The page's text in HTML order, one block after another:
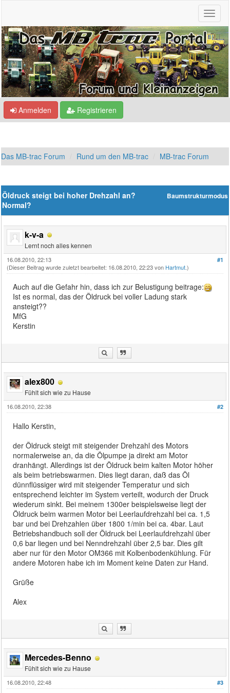
Anmelden Registrieren
Das MB-trac Forum Rund um den MB-trac MB-trac Forum
Baumstrukturmodus
Öldruck steigt bei hoher Drehzahl an?
Normal?
k-v-a
Lernt noch alles kennen
#1
16.08.2010, 22:13
(Dieser Beitrag wurde zuletzt bearbeitet: 16.08.2010, 22:23 von Hartmut.)
Auch auf die Gefahr hin, dass ich zur Belustigung beitrage:
Ist es normal, das der Öldruck bei voller Ladung stark
ansteigt??
MfG
Kerstin
alex800
Fühlt sich wie zu Hause
#2
16.08.2010, 22:38
Hallo Kerstin,
der Öldruck steigt mit steigender Drehzahl des Motors
normalerweise an, da die Ölpumpe ja direkt am Motor
dranhängt. Allerdings ist der Öldruck beim kalten Motor höher
als beim betriebswarmen. Dies liegt daran, daß das Öl
dünnflüssiger wird mit steigender Temperatur und sich
entsprechend leichter im System verteilt, wodurch der Druck
wiederum sinkt. Bei meinem 1300er beispielsweise liegt der
Öldruck beim warmen Motor bei Leerlaufdrehzahl bei ca. 1,5
bar und bei Drehzahlen über 1800 1/min bei ca. 4bar. Laut
Betriebshandbuch soll der Öldruck bei Leerlaufdrehzahl über
0,6 bar liegen und bei Nenndrehzahl über 2,5 bar. Dies gilt
aber nur für den Motor OM366 mit Kolbenbodenkühlung. Für
andere Motoren habe ich im Moment keine Daten zur Hand.
Grüße
Alex
Mercedes-Benno
Fühlt sich wie zu Hause
#3
16.08.2010, 22:48